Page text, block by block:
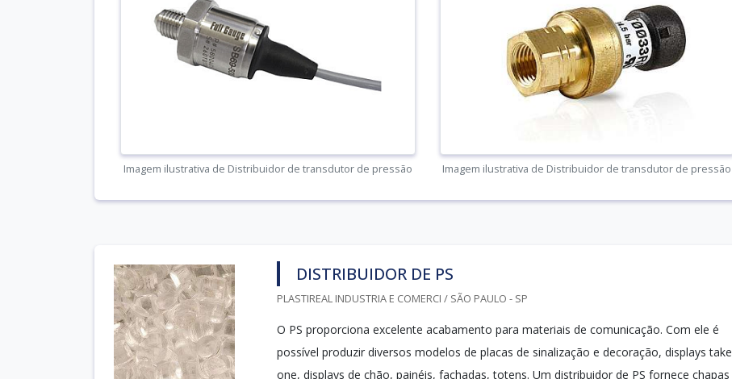
Imagem ilustrativa de Distribuidor de transdutor de pressão Imagem ilustrativa de Distribuidor de transdutor de pressão
DISTRIBUIDOR DE PS
PLASTIREAL INDUSTRIA E COMERCI / SÃO PAULO - SP
O PS proporciona excelente acabamento para materiais de comunicação. Com ele é
possível produzir diversos modelos de placas de sinalização e decoração, displays take
one, displays de chão, painéis, fachadas, totens. Um distribuidor de PS fornece chapas